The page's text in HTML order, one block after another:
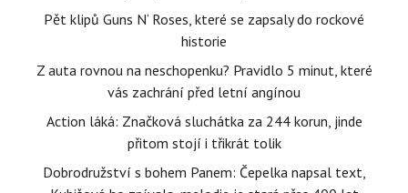
Pět klipů Guns N‘ Roses, které se zapsaly do rockové
historie
Z auta rovnou na neschopenku? Pravidlo 5 minut, které
vás zachrání před letní angínou
Action láká: Značková sluchátka za 244 korun, jinde
přitom stojí i třikrát tolik
Dobrodružství s bohem Panem: Čepelka napsal text,